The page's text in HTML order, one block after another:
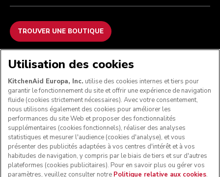
TROUVER UNE BOUTIQUE
NOUS ACCEPTONS
SUIVEZ-NOUS
Utilisation des cookies
KitchenAid Europa, Inc. utilise des cookies internes et tiers pour
garantir le fonctionnement du site et offrir une expérience de navigation
fluide (cookies strictement nécessaires). Avec votre consentement,
nous utilisons également des cookies pour améliorer les
performances du site Web et proposer des fonctionnalités
supplémentaires (cookies fonctionnels), réaliser des analyses
statistiques et mesurer l'audience (cookies d'analyse), et vous
présenter des publicités adaptées à vos centres d'intérêt et à vos
habitudes de navigation, y compris par le biais de tiers et sur d'autres
plateformes (cookies publicitaires). Pour en savoir plus ou gérer vos
paramètres, veuillez consulter notre Politique relative aux cookies.